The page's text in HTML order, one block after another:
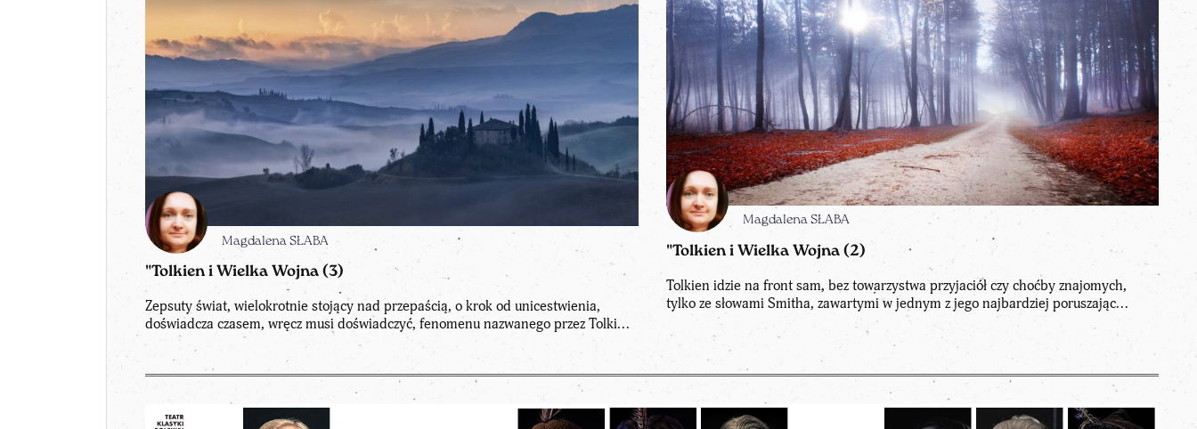
Magdalena SŁABA
"Tolkien i Wielka Wojna (3)
Zepsuty świat, wielokrotnie stojący nad przepaścią, o krok od unicestwienia,
doświadcza czasem, wręcz musi doświadczyć, fenomenu nazwanego przez Tolki...
Magdalena SŁABA
"Tolkien i Wielka Wojna (2)
Tolkien idzie na front sam, bez towarzystwa przyjaciół czy choćby znajomych,
tylko ze słowami Smitha, zawartymi w jednym z jego najbardziej poruszając...